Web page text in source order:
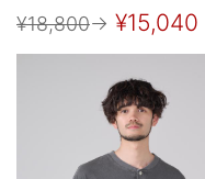
¥18,800→ ¥15,040